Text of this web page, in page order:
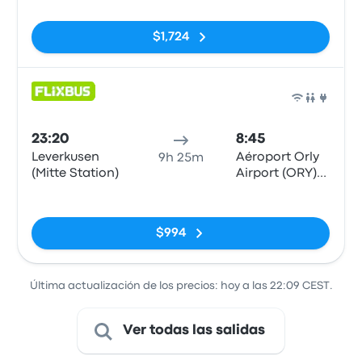
$1,724
23:20
Leverkusen
(Mitte Station)
9h 25m
8:45
Aéroport Orly
Airport (ORY)
$994
Última actualización de los precios: hoy a las 22:09 CEST.
Ver todas las salidas